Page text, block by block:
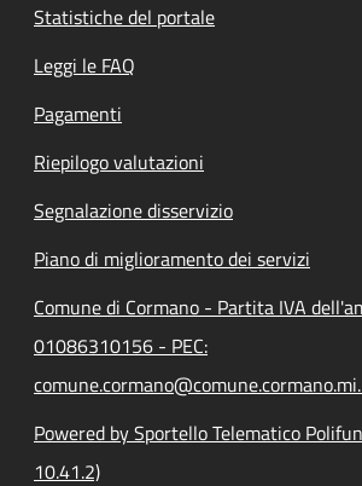
Statistiche del portale
Leggi le FAQ
Pagamenti
Riepilogo valutazioni
Segnalazione disservizio
Piano di miglioramento dei servizi
Comune di Cormano - Partita IVA
01086310156 - PEC:
Powered by Sportello Telematico
10.41.2)